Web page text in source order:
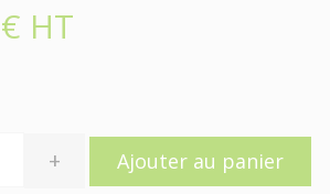
HT
+ Ajouter au panier